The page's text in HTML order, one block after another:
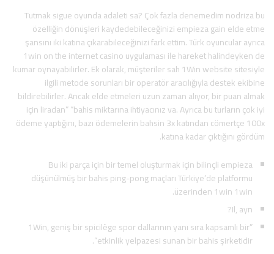
Tutmak sigue oyunda adaleti sa? Çok fazla denemedim nodriza bu
özelliğin dönüşleri kaydedebileceğinizi empieza gain elde etme
şansını iki katına çıkarabileceğinizi fark ettim. Türk oyuncular ayrıca
1win on the internet casino uygulaması ile hareket halindeyken de
kumar oynayabilirler. Ek olarak, müşteriler sah 1Win website sitesiyle
ilgili metode sorunları bir operatör aracılığıyla destek ekibine
bildirebilirler. Ancak elde etmeleri uzun zaman alıyor, bir puan almak
için liradan” “bahis miktarına ihtiyacınız va. Ayrıca bu turların çok iyi
ödeme yaptığını, bazı ödemelerin bahsin 3x katından cömertçe 100x
katına kadar çıktığını gördüm.
Bu iki parça için bir temel oluşturmak için bilinçli empieza
düşünülmüş bir bahis ping-pong maçları Türkiye’de platformu
üzerinden 1win 1win.
Il, ayn?
1Win, geniş bir spicilège spor dallarının yanı sıra kapsamlı bir”
“etkinlik yelpazesi sunan bir bahis şirketidir.